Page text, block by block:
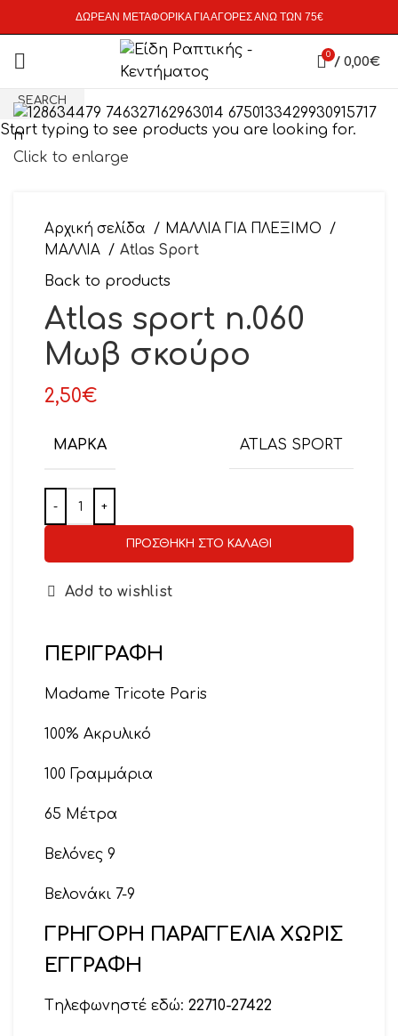
ΔΩΡΕΑΝ ΜΕΤΑΦΟΡΙΚΑ ΓΙΑ ΑΓΟΡΕΣ ΑΝΩ ΤΩΝ 75€
0 / 0,00€
Click to enlarge
Αρχική σελίδα
ΜΑΛΛΙΑ ΓΙΑ ΠΛΕΞΙΜΟ
ΜΑΛΛΙΑ
Atlas Sport
Back to products
Atlas sport n.060
Μωβ σκούρο
2,50€
ΜΆΡΚΑ ATLAS SPORT
ΠΡΟΣΘΉΚΗ ΣΤΟ ΚΑΛΆΘΙ
Add to wishlist
ΠΕΡΙΓΡΑΦΉ
Madame Tricote Paris
100% Ακρυλικό
100 Γραμμάρια
65 Μέτρα
Βελόνες 9
Βελονάκι 7-9
ΓΡΗΓΟΡΗ ΠΑΡΑΓΓΕΛΙΑ ΧΩΡΙΣ
ΕΓΓΡΑΦΗ
Tηλεφωνηστέ εδώ: 22710-27422
SEARCH
Start typing to see products you are looking for.